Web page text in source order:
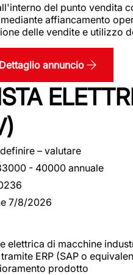
del punto
affiancamento
delle vendite e utilizzo
Dettaglio annuncio
– valutare
- 40000 annuale
7/8/2026
elettrica di macchine
ERP (SAP o
prodotto